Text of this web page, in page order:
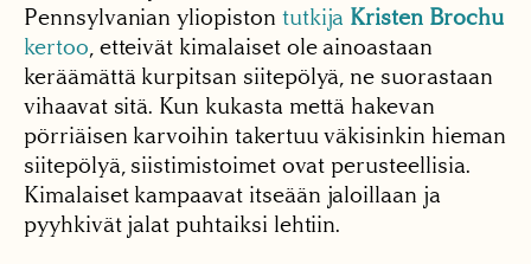
Pennsylvanian yliopiston tutkija Kristen Brochu
kertoo, etteivät kimalaiset ole ainoastaan
keräämättä kurpitsan siitepölyä, ne suorastaan
vihaavat sitä. Kun kukasta mettä hakevan
pörriäisen karvoihin takertuu väkisinkin hieman
siitepölyä, siistimistoimet ovat perusteellisia.
Kimalaiset kampaavat itseään jaloillaan ja
pyyhkivät jalat puhtaiksi lehtiin.